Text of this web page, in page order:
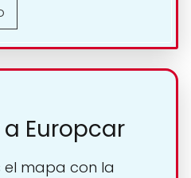
Europcar
mapa con la